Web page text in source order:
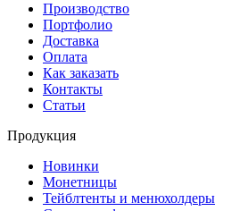
Производство
Портфолио
Доставка
Оплата
Как заказать
Контакты
Статьи
Продукция
Новинки
Монетницы
Тейблтенты и менюхолдеры